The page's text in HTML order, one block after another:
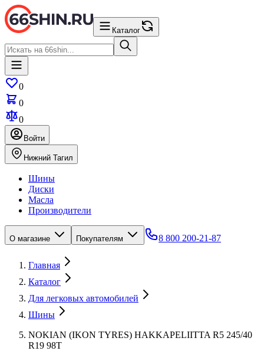
Каталог
0
0
0
Войти
Нижний Тагил
Шины
Диски
Масла
Производители
О магазине Покупателям 8 800 200-21-87
Главная
Каталог
Для легковых автомобилей
Шины
NOKIAN (IKON TYRES) HAKKAPELIITTA R5 245/40
R19 98T